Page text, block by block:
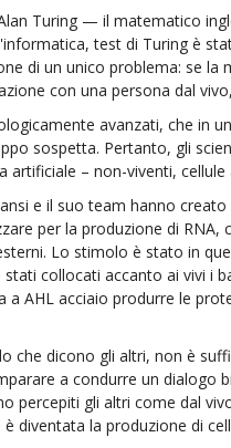
Turing — il matematico
test di Turing è
di un unico problema: se
con una persona dal
avanzati, che in
sospetta. Pertanto, gli
artificiale – non-viventi,
e il suo team hanno
per la produzione di
Lo stimolo è stato in
collocati accanto ai vivi i
AHL acciaio produrre le
che dicono gli altri, non è
a condurre un dialogo
percepiti gli altri come dal
diventata la produzione di